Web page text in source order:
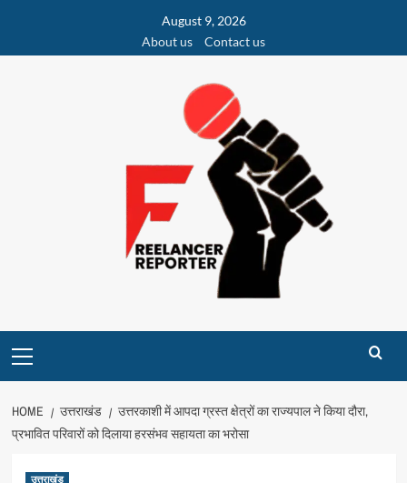
content
August 9, 2026
About us
Contact us
Menu
HOME उत्तराखंड
उत्तरकाशी में आपदा ग्रस्त क्षेत्रों का राज्यपाल ने किया दौरा,
प्रभावित परिवारों को दिलाया हरसंभव सहायता का भरोसा
उत्तराखंड